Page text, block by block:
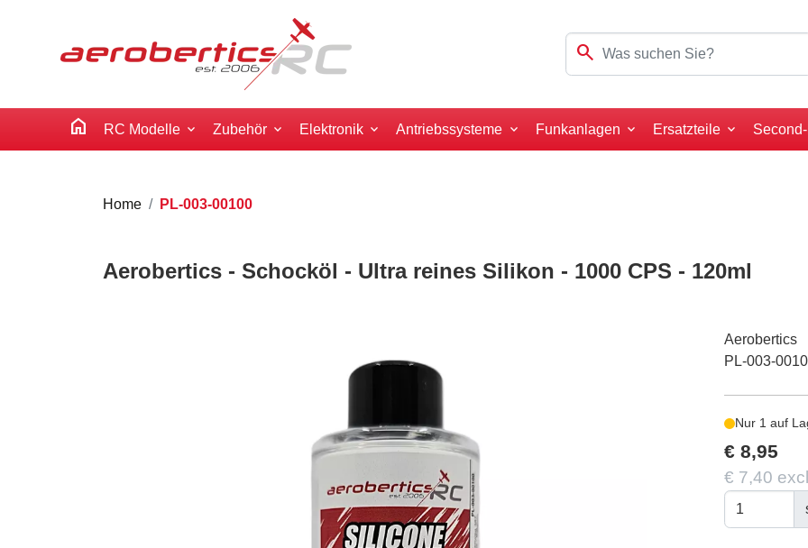
search
home RC Modelle Zubehör Elektronik Antriebssysteme Funkanlagen Ersatzteile
Home PL-003-00100
Aerobertics - Schocköl - Ultra reines Silikon - 1000 CPS - 120ml
Aerobertics
PL-003-
Nur 1 auf
€ 8,95
€ 7,40